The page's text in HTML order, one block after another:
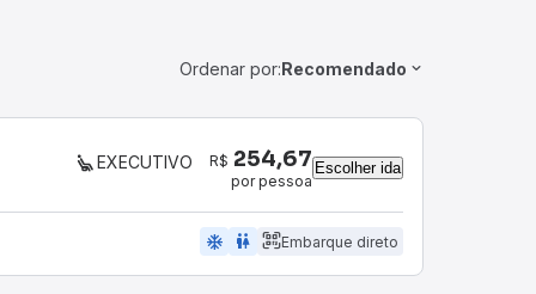
Ordenar por:Recomendado
EXECUTIVO R$ 254,67
por pessoa
Escolher ida
ac_unit wc Embarque direto